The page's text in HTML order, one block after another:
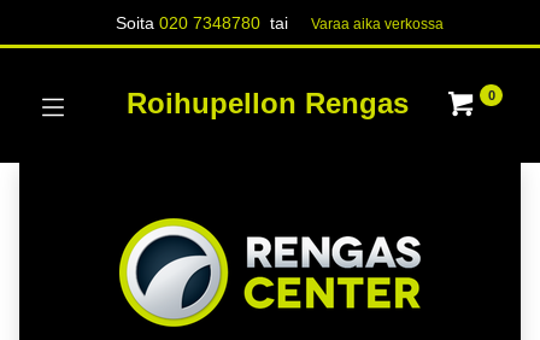
Soita020 7348780 tai Varaa aika verk​​​​ossa
Roihupellon Rengas 0